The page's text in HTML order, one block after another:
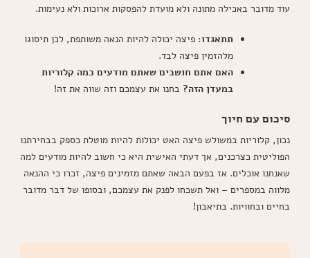
עוד מדובר באכילה מתונה ולא מועדת להפסקות ארוכות ולא נעימות.
תתאגדו: פיצה יכולה להיות הנאה משותפת, לכן תיסוגו
מלהזמין פיצה לבד.
האם אתם חושבים שאתם מודעים כמה קלוריות
במעדן הזה? בחנו את עצמכם וזה שווה את זה!
סיכום עם חיוך
נכון, קלוריות במשולש פיצה האט יכולות להיות מוטלת כספק בבחירתנו
הפוליטית כצרכנים, אך דעתי האישית היא כי חשוב להיות מודעים למה
שאנחנו אוכלים. אז בפעם הבאה שאתם מזמינים פיצה, זכרו כי ההנאה
מלווה במספרים – ואל תשכחו לפנק את עצמכם, ובסופו של דבר מדובר
בחיים ובחוויות. בתיאבון!